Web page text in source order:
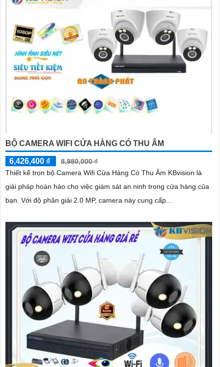
BỘ CAMERA WIFI CỬA HÀNG CÓ THU ÂM
6,426,400 ₫
8,980,000 ₫
Thiết kế trọn bộ Camera Wifi Cửa Hàng Có Thu Âm KBvision là
giải pháp hoàn hảo cho việc giám sát an ninh trong cửa hàng của
bạn. Với độ phân giải 2.0 MP, camera này cung cấp...